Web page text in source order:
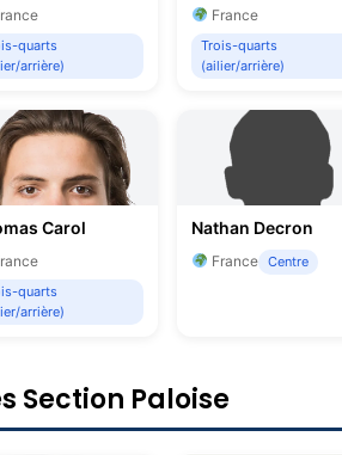
quarts
arrière)
France
Trois-quarts
(ailier/arrière)
Carol
quarts
arrière)
Nathan Decron
France Centre
Section Paloise